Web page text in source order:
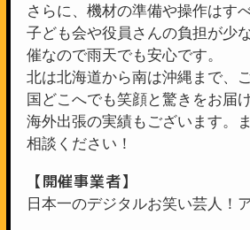
さらに、機材の準備や操作はす
子ども会や役員さんの負担が少
催なので雨天でも安心です。
北は北海道から南は沖縄まで、
国どこへでも笑顔と驚きをお届
海外出張の実績もございます。
相談ください！
【開催事業者】
日本一のデジタルお笑い芸人！